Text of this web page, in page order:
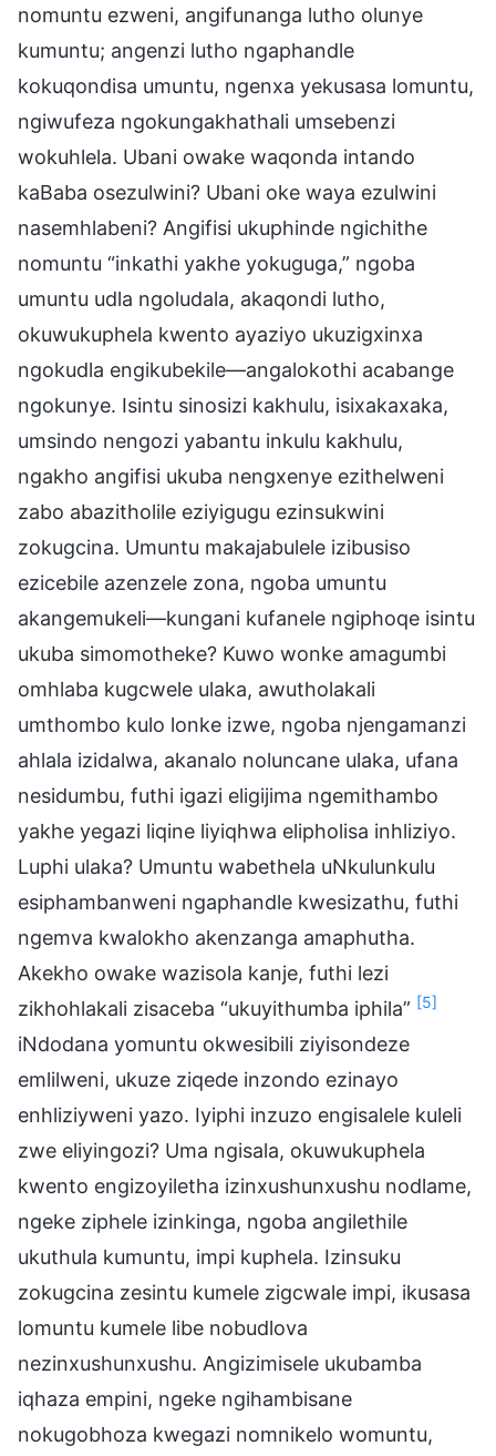
nomuntu ezweni, angifunanga lutho olunye
kumuntu; angenzi lutho ngaphandle
kokuqondisa umuntu, ngenxa yekusasa lomuntu,
ngiwufeza ngokungakhathali umsebenzi
wokuhlela. Ubani owake waqonda intando
kaBaba osezulwini? Ubani oke waya ezulwini
nasemhlabeni? Angifisi ukuphinde ngichithe
nomuntu “inkathi yakhe yokuguga,” ngoba
umuntu udla ngoludala, akaqondi lutho,
okuwukuphela kwento ayaziyo ukuzigxinxa
ngokudla engikubekile—angalokothi acabange
ngokunye. Isintu sinosizi kakhulu, isixakaxaka,
umsindo nengozi yabantu inkulu kakhulu,
ngakho angifisi ukuba nengxenye ezithelweni
zabo abazitholile eziyigugu ezinsukwini
zokugcina. Umuntu makajabulele izibusiso
ezicebile azenzele zona, ngoba umuntu
akangemukeli—kungani kufanele ngiphoqe isintu
ukuba simomotheke? Kuwo wonke amagumbi
omhlaba kugcwele ulaka, awutholakali
umthombo kulo lonke izwe, ngoba njengamanzi
ahlala izidalwa, akanalo noluncane ulaka, ufana
nesidumbu, futhi igazi eligijima ngemithambo
yakhe yegazi liqine liyiqhwa elipholisa inhliziyo.
Luphi ulaka? Umuntu wabethela uNkulunkulu
esiphambanweni ngaphandle kwesizathu, futhi
ngemva kwalokho akenzanga amaphutha.
Akekho owake wazisola kanje, futhi lezi
zikhohlakali zisaceba “ukuyithumba iphila” [5]
iNdodana yomuntu okwesibili ziyisondeze
emlilweni, ukuze ziqede inzondo ezinayo
enhliziyweni yazo. Iyiphi inzuzo engisalele kuleli
zwe eliyingozi? Uma ngisala, okuwukuphela
kwento engizoyiletha izinxushunxushu nodlame,
ngeke ziphele izinkinga, ngoba angilethile
ukuthula kumuntu, impi kuphela. Izinsuku
zokugcina zesintu kumele zigcwale impi, ikusasa
lomuntu kumele libe nobudlova
nezinxushunxushu. Angizimisele ukubamba
iqhaza empini, ngeke ngihambisane
nokugobhoza kwegazi nomnikelo womuntu,